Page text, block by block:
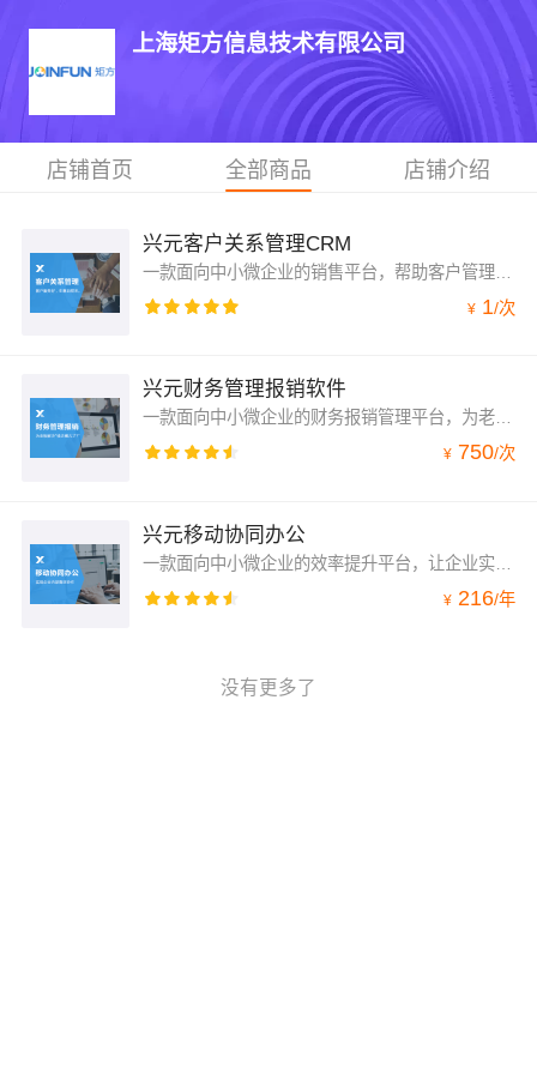
上海矩方信息技术有限公司
店铺首页 全部商品 店铺介绍
兴元客户关系管理CRM
¥ 1/次
兴元财务管理报销软件
一款面向中小微企业的财务报销管理平台，为老板省钱，为财务省时，为企业增效
¥ 750/次
兴元移动协同办公
¥ 216/年
没有更多了